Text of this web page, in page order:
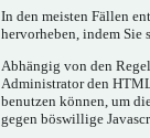
In den meisten Fällen
hervorheben, indem Sie
Abhängig von den
Administrator den
benutzen können, um
gegen böswillige